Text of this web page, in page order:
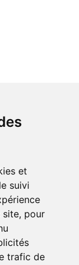
et
suivi
site, pour
trafic de